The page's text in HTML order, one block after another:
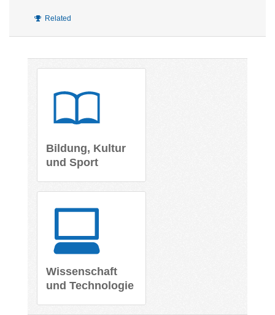
Related
Bildung, Kultur
und Sport
Wissenschaft
und Technologie